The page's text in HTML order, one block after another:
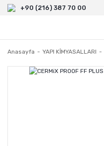
+90 (216) 387 70 00
Anasayfa YAPI KİMYASALLARI